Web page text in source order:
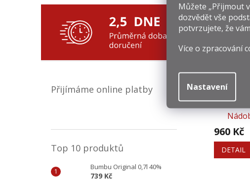
Můžete „Přijmout
dozvědět vše
potvrzujete, že
Více o zpracování
Nastavení
Přijímáme online platby
Top 10 produktů
Bumbu Original 0,7l 40%
739 Kč
960 Kč
DETAIL